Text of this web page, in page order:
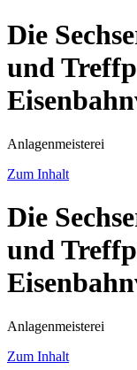
Die
und
Anlagenmeisterei
Zum Inhalt
Die
und
Anlagenmeisterei
Zum Inhalt